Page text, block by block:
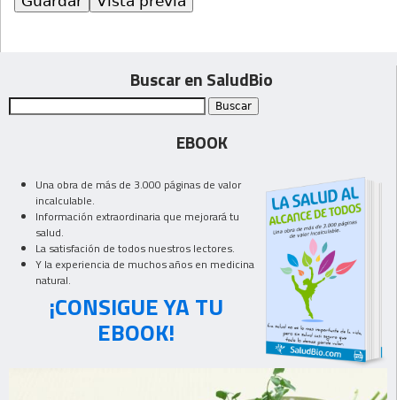
Buscar en SaludBio
EBOOK
Una obra de más de 3.000 páginas de valor
incalculable.
Información extraordinaria que mejorará tu
salud.
La satisfación de todos nuestros lectores.
Y la experiencia de muchos años en medicina
natural.
¡CONSIGUE YA TU
EBOOK!